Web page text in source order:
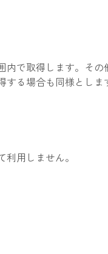
で取得します。そ
る場合も同様としま
用しません。